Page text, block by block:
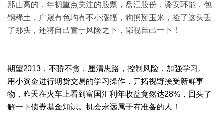
那山高的，年初重点关注的股票，盘江股份，潞安环能，包
钢稀土，广晟有色均有不小涨幅，狗熊掰玉米，捡了这头丢
了那头，还将自己置于风险之下，鄙视自己一下！
期望2013 ，不骄不贪，厘清思路，控制风险，加强学习。
用小资金进行期货交易的学习操作，开拓视野接受新鲜事
物，昨天在火车上看到富国汇利年收益竟然达28% ，回头了
解一下债券基金知识。机会永远属于有准备的人！